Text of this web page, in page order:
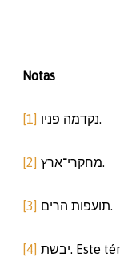
Notas
[1] נקדמה פניו.
[2] מחקרי־ארץ.
[3] תועפות הרים.
[4]